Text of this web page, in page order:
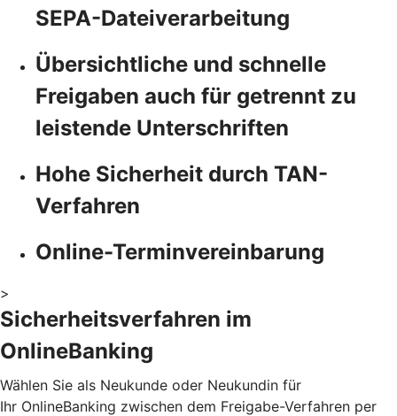
SEPA-Dateiverarbeitung
Übersichtliche und schnelle
Freigaben auch für getrennt zu
leistende Unterschriften
Hohe Sicherheit durch TAN-
Verfahren
Online-Terminvereinbarung
>
Sicherheitsverfahren im
OnlineBanking
Wählen Sie als Neukunde oder Neukundin für
Ihr OnlineBanking zwischen dem Freigabe-Verfahren per